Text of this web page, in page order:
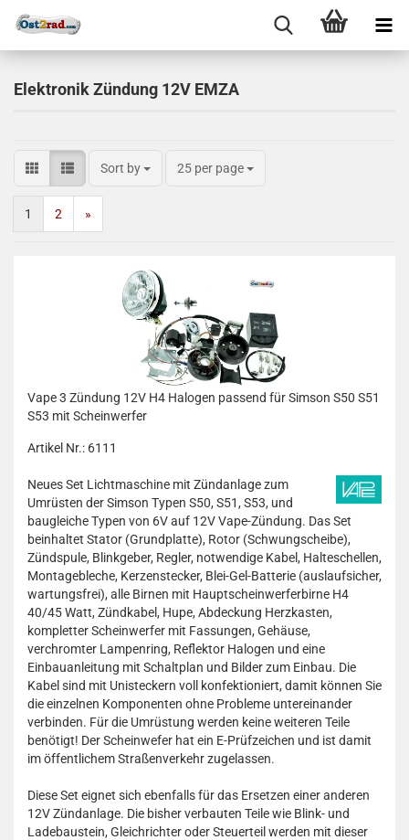
Elektronik Zündung 12V EMZA
Sort by 25 per page
1 2 »
Vape 3 Zündung 12V H4 Halogen passend für Simson S50 S51
S53 mit Scheinwerfer
Artikel Nr.: 6111
Neues Set Lichtmaschine mit Zündanlage zum
Umrüsten der Simson Typen S50, S51, S53, und
baugleiche Typen von 6V auf 12V Vape-Zündung. Das Set
beinhaltet Stator (Grundplatte), Rotor (Schwungscheibe),
Zündspule, Blinkgeber, Regler, notwendige Kabel, Halteschellen,
Montagebleche, Kerzenstecker, Blei-Gel-Batterie (auslaufsicher,
wartungsfrei), alle Birnen mit Hauptscheinwerferbirne H4
40/45 Watt, Zündkabel, Hupe, Abdeckung Herzkasten,
kompletter Scheinwerfer mit Fassungen, Gehäuse,
verchromter Lampenring, Reflektor Halogen und eine
Einbauanleitung mit Schaltplan und Bilder zum Einbau. Die
Kabel sind mit Unisteckern voll konfektioniert, damit können Sie
die einzelnen Komponenten ohne Probleme untereinander
verbinden. Für die Umrüstung werden keine weiteren Teile
benötigt! Der Scheinwefer hat ein E-Prüfzeichen und ist damit
im öffentlichem Straßenverkehr zugelassen.
Diese Set eignet sich ebenfalls für das Ersetzen einer anderen
12V Zündanlage. Die bisher verbauten Teile wie Blink- und
Ladebaustein, Gleichrichter oder Steuerteil werden mit dieser